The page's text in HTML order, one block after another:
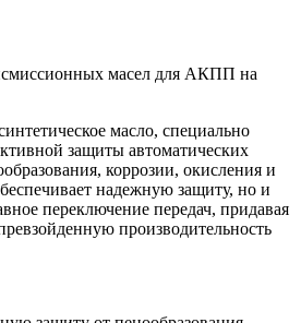
масло, специально
защиты автоматических
коррозии, окисления и
надежную защиту, но и
переключение передач, придавая
производительность